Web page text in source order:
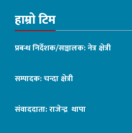
हाम्रो टिम
प्रबन्ध निर्देशक/सञ्चालक: नेत्र क्षेत्री
सम्पादक: चन्दा क्षेत्री
संवाददाता: राजेन्द्र थापा